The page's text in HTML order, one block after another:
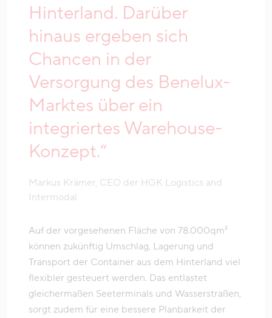
Hinterland. Darüber
hinaus ergeben sich
Chancen in der
Versorgung des Benelux-
Marktes über ein
integriertes Warehouse-
Konzept.“
Markus Krämer, CEO der HGK Logistics and
Intermodal
Auf der vorgesehenen Fläche von 78.000qm²
können zukünftig Umschlag, Lagerung und
Transport der Container aus dem Hinterland viel
flexibler gesteuert werden. Das entlastet
gleichermaßen Seeterminals und Wasserstraßen,
sorgt zudem für eine bessere Planbarkeit der